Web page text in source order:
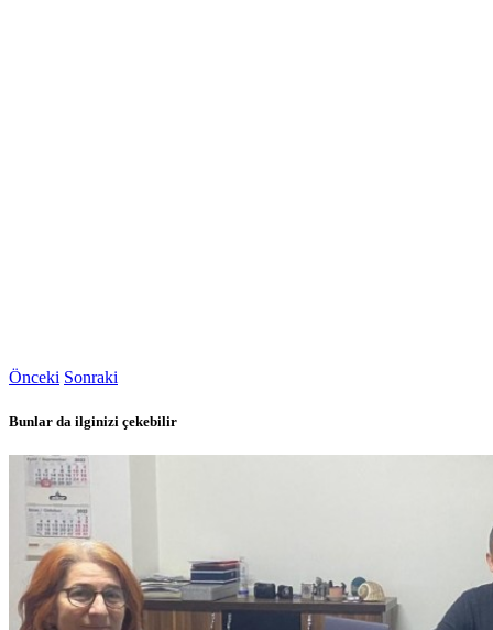
Önceki Sonraki
Bunlar da ilginizi çekebilir